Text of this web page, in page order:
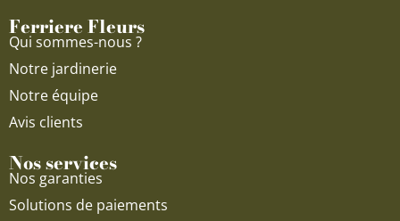
Ferriere Fleurs
Qui sommes-nous ?
Notre jardinerie
Notre équipe
Avis clients
Nos services
Nos garanties
Solutions de paiements